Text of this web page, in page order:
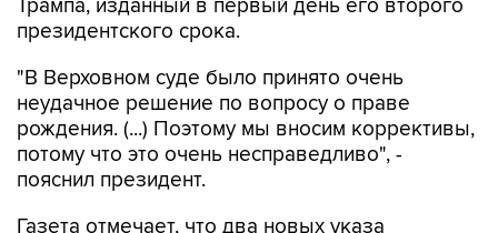
"В Верховном суде было принято очень
рождения. (...) Поэтому мы вносим коррективы,
потому что это очень несправедливо", -
пояснил президент.
Газета отмечает, что два новых указа